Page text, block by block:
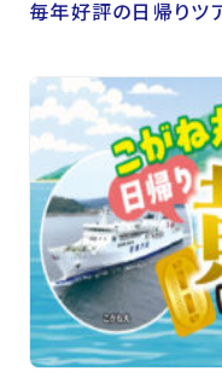
毎年好評の日帰りツ